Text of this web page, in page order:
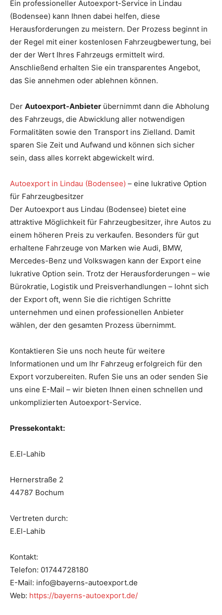
Ein professioneller Autoexport-Service in Lindau
(Bodensee) kann Ihnen dabei helfen, diese
Herausforderungen zu meistern. Der Prozess beginnt in
der Regel mit einer kostenlosen Fahrzeugbewertung, bei
der der Wert Ihres Fahrzeugs ermittelt wird.
Anschließend erhalten Sie ein transparentes Angebot,
das Sie annehmen oder ablehnen können.
Der Autoexport-Anbieter übernimmt dann die Abholung
des Fahrzeugs, die Abwicklung aller notwendigen
Formalitäten sowie den Transport ins Zielland. Damit
sparen Sie Zeit und Aufwand und können sich sicher
sein, dass alles korrekt abgewickelt wird.
Autoexport in Lindau (Bodensee) – eine lukrative Option
für Fahrzeugbesitzer
Der Autoexport aus Lindau (Bodensee) bietet eine
attraktive Möglichkeit für Fahrzeugbesitzer, ihre Autos zu
einem höheren Preis zu verkaufen. Besonders für gut
erhaltene Fahrzeuge von Marken wie Audi, BMW,
Mercedes-Benz und Volkswagen kann der Export eine
lukrative Option sein. Trotz der Herausforderungen – wie
Bürokratie, Logistik und Preisverhandlungen – lohnt sich
der Export oft, wenn Sie die richtigen Schritte
unternehmen und einen professionellen Anbieter
wählen, der den gesamten Prozess übernimmt.
Kontaktieren Sie uns noch heute für weitere
Informationen und um Ihr Fahrzeug erfolgreich für den
Export vorzubereiten. Rufen Sie uns an oder senden Sie
uns eine E-Mail – wir bieten Ihnen einen schnellen und
unkomplizierten Autoexport-Service.
Pressekontakt:
E.El-Lahib
Hernerstraße 2
44787 Bochum
Vertreten durch:
E.El-Lahib
Kontakt:
Telefon: 01744728180
E-Mail: info@bayerns-autoexport.de
Web: https://bayerns-autoexport.de/